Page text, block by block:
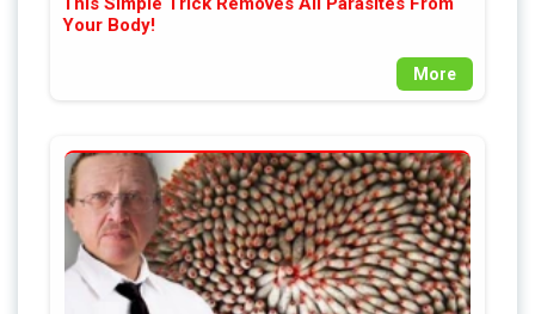
Your Body!
More